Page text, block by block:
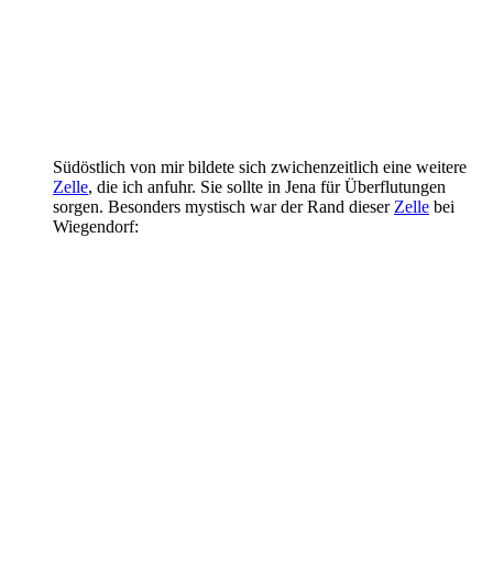
Südöstlich von mir bildete sich zwichenzeitlich eine weitere
Zelle, die ich anfuhr. Sie sollte in Jena für Überflutungen
sorgen. Besonders mystisch war der Rand dieser Zelle bei
Wiegendorf: